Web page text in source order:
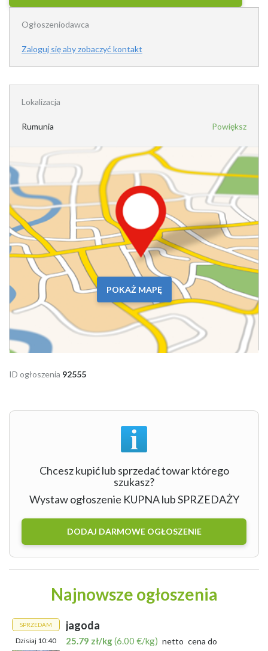
Ogłoszeniodawca
Zaloguj się aby zobaczyć kontakt
Lokalizacja
Rumunia Powiększ
POKAŻ MAPĘ
ID ogłoszenia 92555
Chcesz kupić lub sprzedać towar którego
szukasz?
Wystaw ogłoszenie KUPNA lub SPRZEDAŻY
DODAJ DARMOWE OGŁOSZENIE
Najnowsze ogłoszenia
SPRZEDAM
Dzisiaj 10:40
jagoda
25.79 zł/kg(6.00 €/kg) netto cena do